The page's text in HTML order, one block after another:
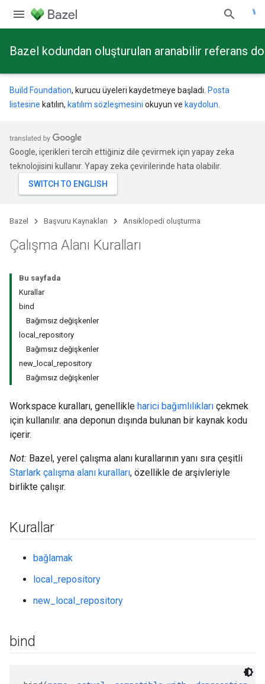
Bazel kodundan oluşturulan aranabilir referans
Build Foundation, kurucu üyeleri kaydetmeye başladı. Posta
listesine katılın, katılım sözleşmesini okuyun ve kaydolun
Google, içerikleri tercih ettiğiniz dile çevirmek için yapay zeka
teknolojisini kullanır. Yapay zeka çevirilerinde hata olabilir.
Bazel Başvuru Kaynakları Ansiklopedi oluşturma
Çalışma Alanı Kuralları
Bu sayfada
Kurallar
bind
Bağımsız değişkenler
local_repository
Bağımsız değişkenler
new_local_repository
Bağımsız değişkenler
Workspace kuralları, genellikle harici bağımlılıkları çekmek
için kullanılır. ana deponun dışında bulunan bir kaynak kodu
içerir.
Not: Bazel, yerel çalışma alanı kurallarının yanı sıra çeşitli
Starlark çalışma alanı kuralları, özellikle de arşivleriyle
birlikte çalışır.
Kurallar
bağlamak
local_repository
new_local_repository
bind